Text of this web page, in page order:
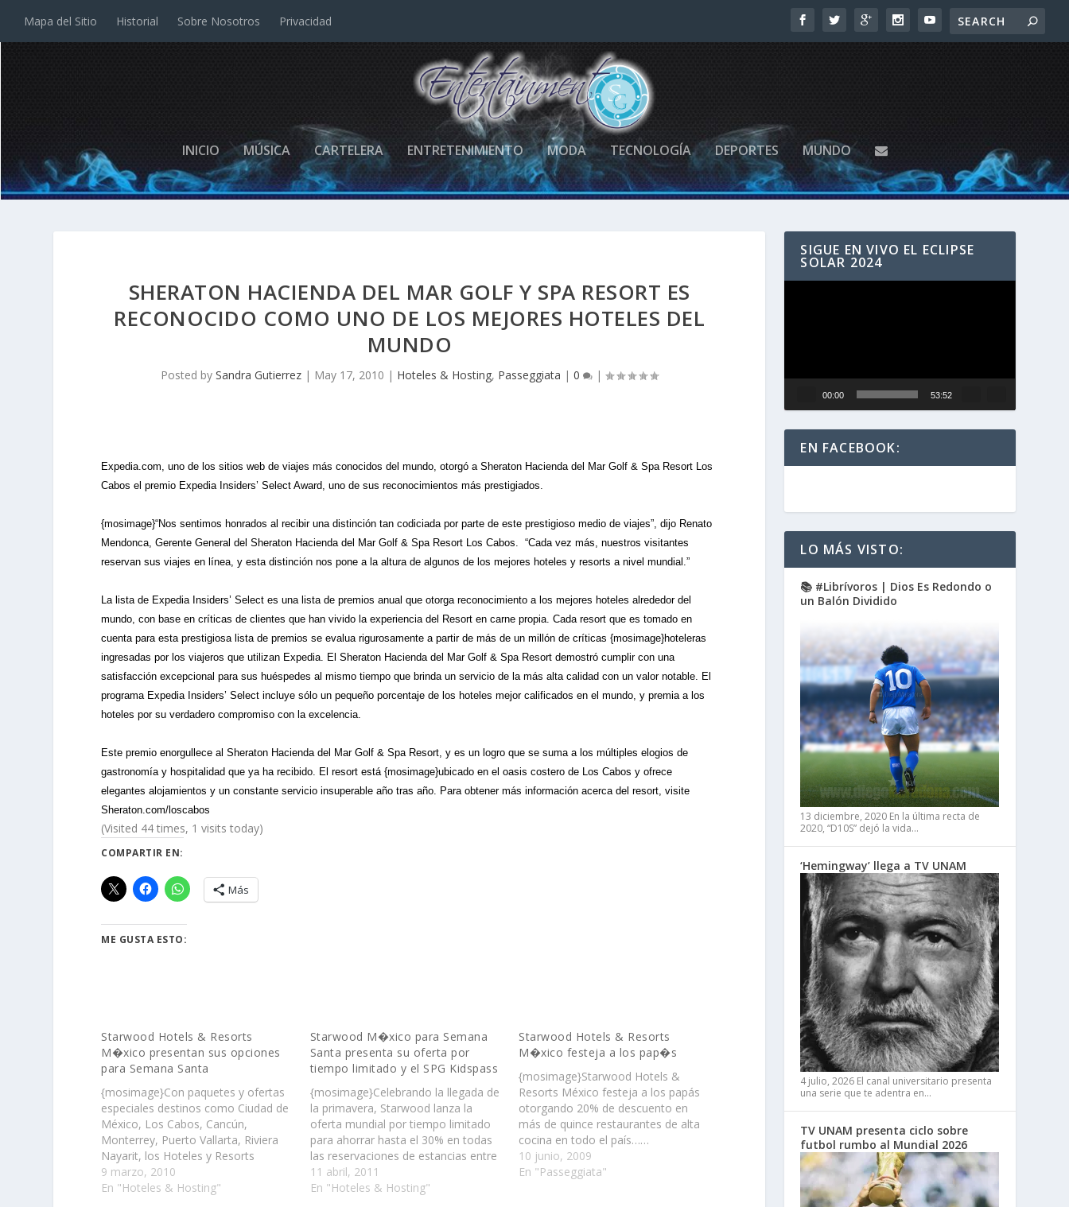
Mapa del Sitio Historial Sobre Nosotros Privacidad
INICIO MÚSICA CARTELERA ENTRETENIMIENTO MODA TECNOLOGÍA DEPORTES MUNDO
SHERATON HACIENDA DEL MAR GOLF Y SPA RESORT ES
RECONOCIDO COMO UNO DE LOS MEJORES HOTELES DEL
MUNDO
Posted bySandra Gutierrez | May 17, 2010 | Hoteles & Hosting, Passeggiata |0 |
Expedia.com, uno de los sitios web de viajes más conocidos del mundo, otorgó a Sheraton Hacienda del Mar Golf & Spa Resort Los
Cabos el premio Expedia Insiders’ Select Award, uno de sus reconocimientos más prestigiados.
{mosimage}“Nos sentimos honrados al recibir una distinción tan codiciada por parte de este prestigioso medio de viajes”, dijo Renato
Mendonca, Gerente General del Sheraton Hacienda del Mar Golf & Spa Resort Los Cabos.
“Cada vez más, nuestros visitantes
reservan sus viajes en línea, y esta distinción nos pone a la altura de algunos de los mejores hoteles y resorts a nivel mundial.”
La lista de Expedia Insiders’ Select es una lista de premios anual que otorga reconocimiento a los mejores hoteles alrededor del
mundo, con base en críticas de clientes que han vivido la experiencia del Resort en carne propia. Cada resort que es tomado en
cuenta para esta prestigiosa lista de premios se evalua rigurosamente a partir de más de un millón de críticas {mosimage}hoteleras
ingresadas por los viajeros que utilizan Expedia. El Sheraton Hacienda del Mar Golf & Spa Resort demostró cumplir con una
satisfacción excepcional para sus huéspedes al mismo tiempo que brinda un servicio de la más alta calidad con un valor notable. El
programa Expedia Insiders’ Select incluye sólo un pequeño porcentaje de los hoteles mejor calificados en el mundo, y premia a los
hoteles por su verdadero compromiso con la excelencia.
Este premio enorgullece al Sheraton Hacienda del Mar Golf & Spa Resort, y es un logro que se suma a los múltiples elogios de
gastronomía y hospitalidad que ya ha recibido. El resort está {mosimage}ubicado en el oasis costero de Los Cabos y ofrece
elegantes alojamientos y un constante servicio insuperable año tras año. Para obtener más información acerca del resort, visite
Sheraton.com/loscabos
(Visited 44 times, 1 visits today)
COMPARTIR EN:
Más
ME GUSTA ESTO:
Starwood Hotels & Resorts
M�xico presentan sus opciones
para Semana Santa
{mosimage}Con paquetes y ofertas
especiales destinos como Ciudad de
México, Los Cabos, Cancún,
Monterrey, Puerto Vallarta, Riviera
Nayarit, los Hoteles y Resorts
presentan sus propuestas para toda
la familia……
9 marzo, 2010
En "Hoteles & Hosting"
Starwood M�xico para Semana
Santa presenta su oferta por
tiempo limitado y el SPG Kidspass
{mosimage}Celebrando la llegada de
la primavera, Starwood lanza la
oferta mundial por tiempo limitado
para ahorrar hasta el 30% en todas
las reservaciones de estancias entre
el 31 de marzo y el 30 de mayo del
2011……
11 abril, 2011
En "Hoteles & Hosting"
Starwood Hotels & Resorts
M�xico festeja a los pap�s
{mosimage}Starwood Hotels &
Resorts México festeja a los papás
otorgando 20% de descuento en
más de quince restaurantes de alta
cocina en todo el país……
10 junio, 2009
En "Passeggiata"
SIGUE EN VIVO EL ECLIPSE
SOLAR 2024
00:00 53:52
EN FACEBOOK:
LO MÁS VISTO:
📚 #Librívoros | Dios Es Redondo o
un Balón Dividido
13 diciembre, 2020 En la última recta de
2020, “D10S” dejó la vida…
‘Hemingway’ llega a TV UNAM
4 julio, 2026 El canal universitario presenta
una serie que te adentra en…
TV UNAM presenta ciclo sobre
futbol rumbo al Mundial 2026